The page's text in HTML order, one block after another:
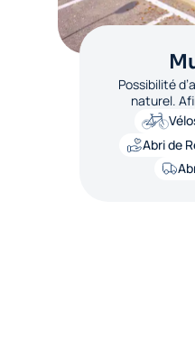
Possibilité
naturel.
Abri de